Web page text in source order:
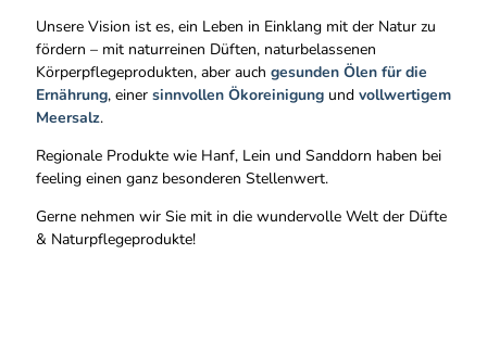
Unsere Vision ist es, ein Leben in Einklang mit der Natur zu
fördern – mit naturreinen Düften, naturbelassenen
Körperpflegeprodukten, aber auch gesunden Ölen für die
Ernährung, einer sinnvollen Ökoreinigungund vollwertigem
Meersalz.
Regionale Produkte wie Hanf, Lein und Sanddorn haben bei
feeling einen ganz besonderen Stellenwert.
Gerne nehmen wir Sie mit in die wundervolle Welt der Düfte
& Naturpflegeprodukte!